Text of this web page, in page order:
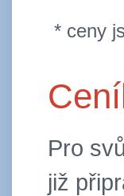
* ceny
Pro
již